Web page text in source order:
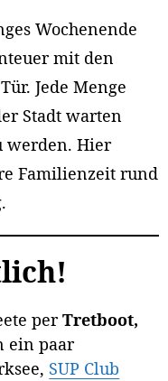
Wochenende
mit den
Jede Menge
Stadt warten
werden. Hier
Familienzeit rund
perTretboot,
ein paar
SUP Club